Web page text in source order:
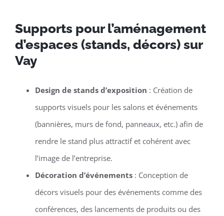
Supports pour l’aménagement
d’espaces (stands, décors) sur
Vay
Design de stands d’exposition : Création de
supports visuels pour les salons et événements
(bannières, murs de fond, panneaux, etc.) afin de
rendre le stand plus attractif et cohérent avec
l’image de l’entreprise.
Décoration d’événements: Conception de
décors visuels pour des événements comme des
conférences, des lancements de produits ou des